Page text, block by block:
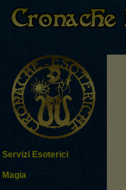
Servizi Esoterici
Magia